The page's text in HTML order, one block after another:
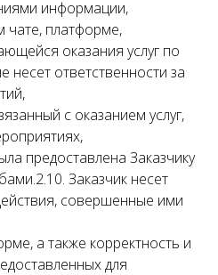
информации,
платформе,
оказания услуг по
несет ответственности за
с оказанием услуг,
предоставлена Заказчику
Заказчик несет
совершенные ими
а также корректность и
для